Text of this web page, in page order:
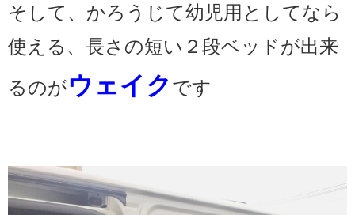
そして、かろうじて幼児用としてなら
使える、長さの短い２段ベッドが出来
るのがウェイク です